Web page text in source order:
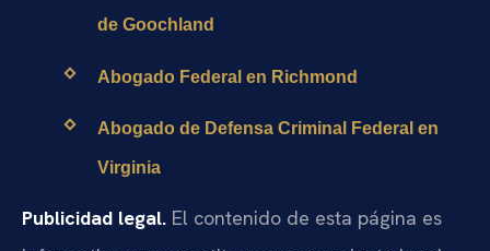
de Goochland
Abogado Federal en Richmond
Abogado de Defensa Criminal Federal en
Virginia
Publicidad legal. El contenido de esta página es